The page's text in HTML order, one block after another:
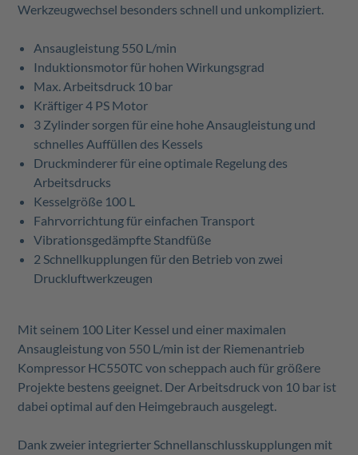
Werkzeugwechsel besonders schnell und unkompliziert.
Ansaugleistung 550 L/min
Induktionsmotor für hohen Wirkungsgrad
Max. Arbeitsdruck 10 bar
Kräftiger 4 PS Motor
3 Zylinder sorgen für eine hohe Ansaugleistung und
schnelles Auffüllen des Kessels
Druckminderer für eine optimale Regelung des
Arbeitsdrucks
Kesselgröße 100 L
Fahrvorrichtung für einfachen Transport
Vibrationsgedämpfte Standfüße
2 Schnellkupplungen für den Betrieb von zwei
Druckluftwerkzeugen
Mit seinem 100 Liter Kessel und einer maximalen
Ansaugleistung von 550 L/min ist der Riemenantrieb
Kompressor HC550TC von scheppach auch für größere
Projekte bestens geeignet. Der Arbeitsdruck von 10 bar ist
dabei optimal auf den Heimgebrauch ausgelegt.
Dank zweier integrierter Schnellanschlusskupplungen mit